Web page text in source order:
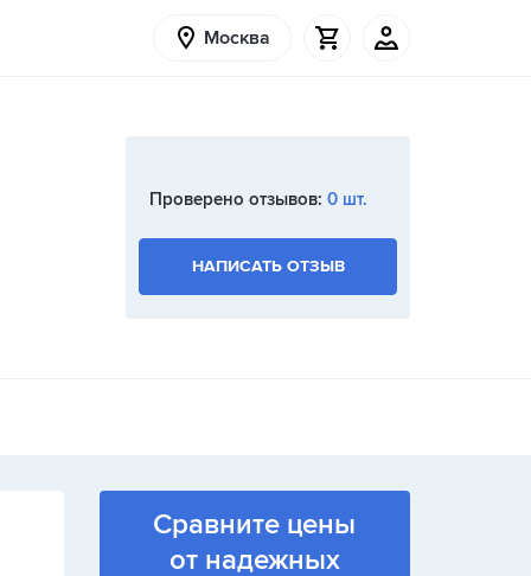
Москва
Проверено отзывов: 0 шт.
НАПИСАТЬ ОТЗЫВ
Сравните цены
от надежных